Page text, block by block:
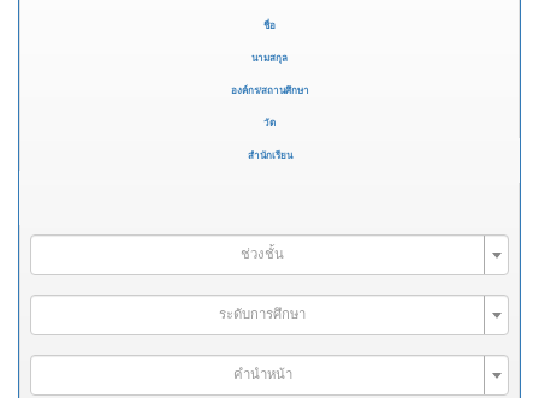
ชื่อ
นามสกุล
องค์กร/สถานศึกษา
วัด
สำนักเรียน
ช่วงชั้น
ระดับการศึกษา
คำนำหน้า